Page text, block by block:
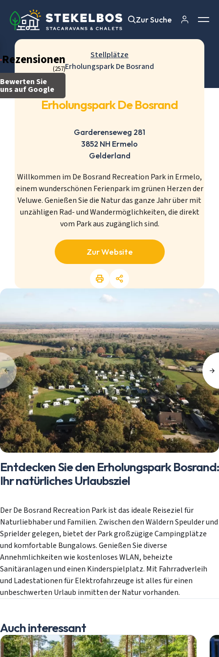
Rezensionen
(257)
Bewerten Sie
uns auf Google
Zur Suche
Zur Suche
Stellplätze
Erholungspark De Bosrand
Erholungspark De Bosrand
Garderenseweg 281
3852 NH Ermelo
Gelderland
Willkommen im De Bosrand Recreation Park in Ermelo,
einem wunderschönen Ferienpark im grünen Herzen der
Veluwe. Genießen Sie die Natur das ganze Jahr über mit
unzähligen Rad- und Wandermöglichkeiten, die direkt
vom Park aus zugänglich sind.
Zur Website
Entdecken Sie den Erholungspark Bosrand:
Ihr natürliches Urlaubsziel
Der De Bosrand Recreation Park ist das ideale Reiseziel für
Naturliebhaber und Familien. Zwischen den Wäldern Speulder und
Sprielder gelegen, bietet der Park großzügige Campingplätze
und komfortable Bungalows. Genießen Sie diverse
Annehmlichkeiten wie kostenloses WLAN, beheizte
Sanitäranlagen und einen Kinderspielplatz. Mit Fahrradverleih
und Ladestationen für Elektrofahrzeuge ist alles für einen
unbeschwerten Urlaub inmitten der Natur vorhanden.
Auch interessant